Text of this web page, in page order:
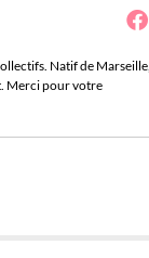
Natif de Marseille,
Merci pour votre